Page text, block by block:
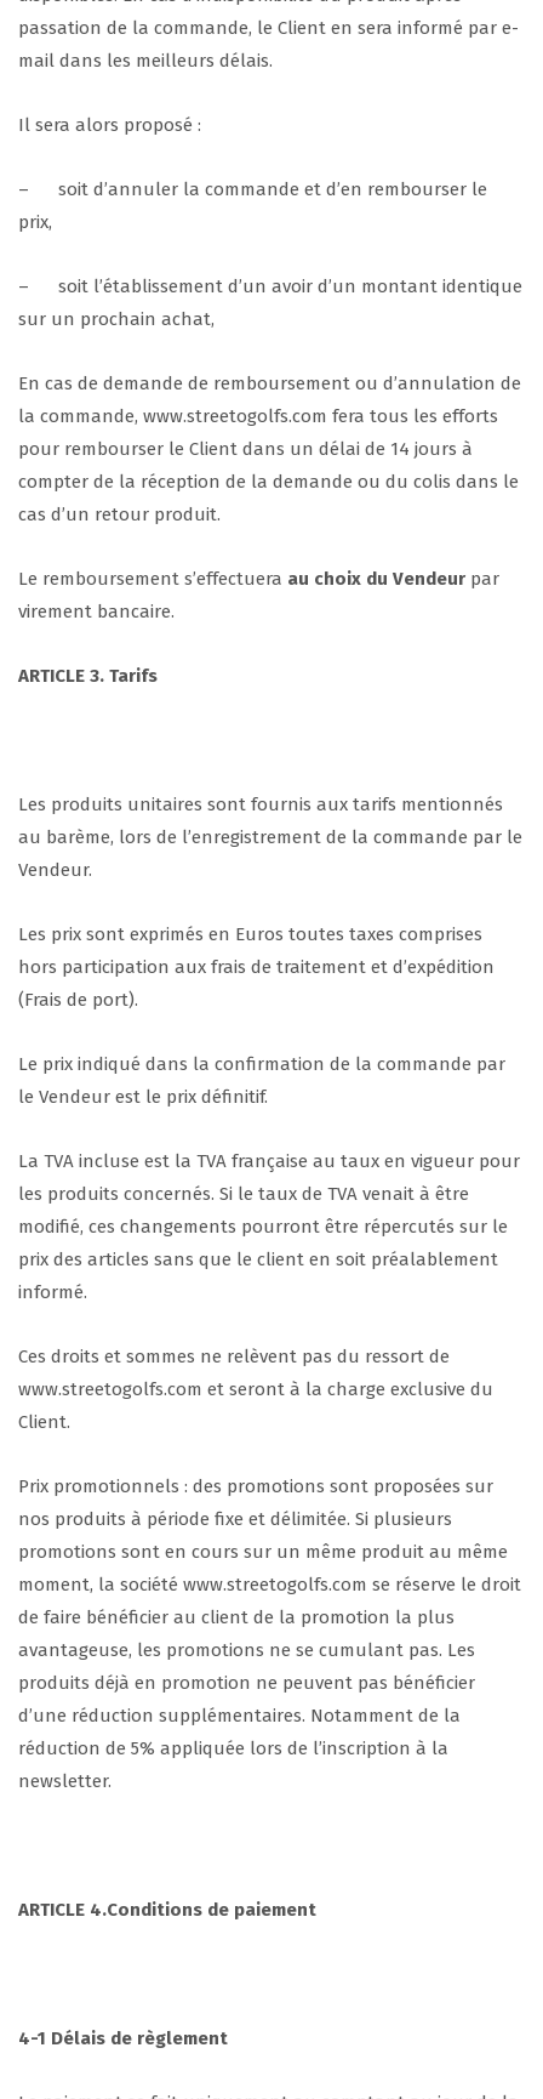
passation de la commande, le Client en sera informé par e-
mail dans les meilleurs délais.
Il sera alors proposé :
– soit d’annuler la commande et d’en rembourser le
prix,
– soit l’établissement d’un avoir d’un montant identique
sur un prochain achat,
En cas de demande de remboursement ou d’annulation de
la commande, www.streetogolfs.com fera tous les efforts
pour rembourser le Client dans un délai de 14 jours à
compter de la réception de la demande ou du colis dans le
cas d’un retour produit.
Le remboursement s’effectuera au choix du Vendeur par
virement bancaire.
ARTICLE 3. Tarifs
Les produits unitaires sont fournis aux tarifs mentionnés
au barème, lors de l’enregistrement de la commande par le
Vendeur.
Les prix sont exprimés en Euros toutes taxes comprises
hors participation aux frais de traitement et d’expédition
(Frais de port).
Le prix indiqué dans la confirmation de la commande par
le Vendeur est le prix définitif.
La TVA incluse est la TVA française au taux en vigueur pour
les produits concernés. Si le taux de TVA venait à être
modifié, ces changements pourront être répercutés sur le
prix des articles sans que le client en soit préalablement
informé.
Ces droits et sommes ne relèvent pas du ressort de
www.streetogolfs.com et seront à la charge exclusive du
Client.
Prix promotionnels : des promotions sont proposées sur
nos produits à période fixe et délimitée. Si plusieurs
promotions sont en cours sur un même produit au même
moment, la société www.streetogolfs.com se réserve le droit
de faire bénéficier au client de la promotion la plus
avantageuse, les promotions ne se cumulant pas. Les
produits déjà en promotion ne peuvent pas bénéficier
d’une réduction supplémentaires. Notamment de la
réduction de 5% appliquée lors de l’inscription à la
newsletter.
ARTICLE 4.Conditions de paiement
4-1 Délais de règlement